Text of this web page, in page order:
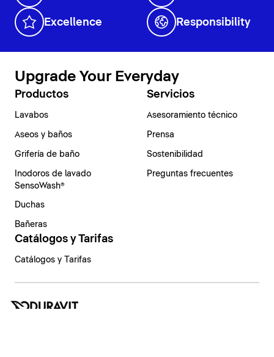
Excellence Responsibility
Upgrade Your Everyday
Productos
Lavabos
Aseos y baños
Grifería de baño
Inodoros de lavado
SensoWash®
Duchas
Bañeras
Servicios
Asesoramiento técnico
Prensa
Sostenibilidad
Preguntas frecuentes
Catálogos y Tarifas
Catálogos y Tarifas